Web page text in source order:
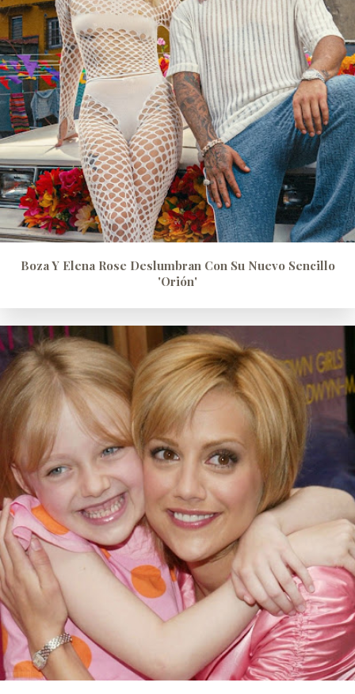
Boza Y Elena Rose Deslumbran Con Su Nuevo Sencillo
'Orión'